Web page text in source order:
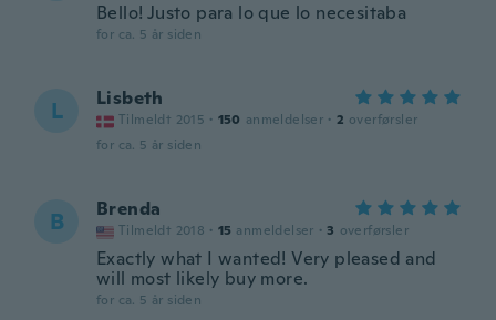
Bello! Justo para lo que lo necesitaba
for ca. 5 år siden
L Lisbeth
Tilmeldt 2015 · 150 anmeldelser · 2 overførsler
for ca. 5 år siden
B Brenda
Tilmeldt 2018 · 15 anmeldelser · 3 overførsler
Exactly what I wanted! Very pleased and
will most likely buy more.
for ca. 5 år siden